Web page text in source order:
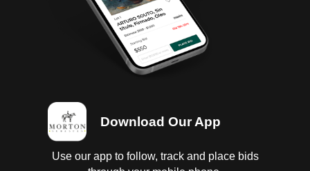
de tanque; 6 llantas lisas y dañadas. Baja federal
2024 y estatal 2025, Sin tenencias.
Download Our App
Use our app to follow, track and place bids